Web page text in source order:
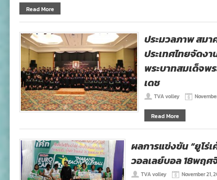
เหนือ
22
พ.ย.
2559
Read More
ประมวลภาพ สม
ประเทศไทยจัดง
พระบาทสมเด็จ
เดช
TVA volley
Read More
ผลการแข่งขัน “ยูโร่
วอลเลย์บอล 18พฤศ
TVA volley November 21,